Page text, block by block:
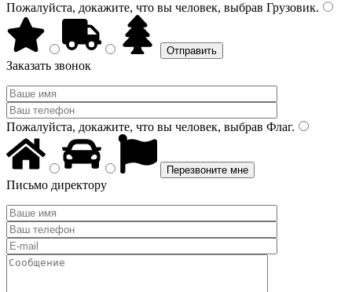
Пожалуйста, докажите, что вы человек, выбрав Грузовик.
Заказать звонок
Пожалуйста, докажите, что вы человек, выбрав Флаг.
Письмо директору